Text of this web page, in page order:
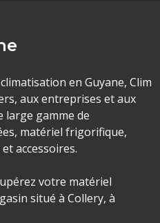
en Guyane, Clim
aux entreprises et aux
gamme de
matériel frigorifique,
accessoires.
votre matériel
situé à Collery, à